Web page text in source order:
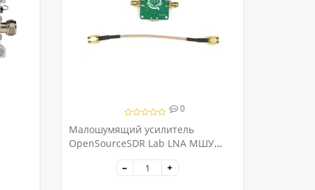
0
Малошумящий усилитель
OpenSourceSDR Lab LNA МШУ
50M-6GHz 20dB